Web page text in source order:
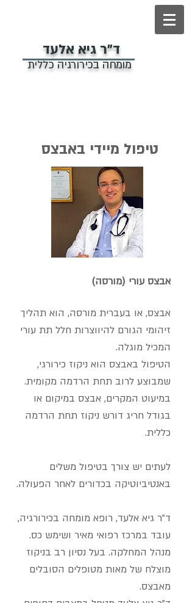
ד"ר גיא אלעד
מומחה בכירורגיה כללית
טיפול מיידי באבצס
אבצס עורי (מורסה)
אבצס, או בעברית מורסה, הוא תהליך
זיהומי הגורם להיווצרות חלל תת עורי
המכיל מוגלה.
הטיפול באבצס הוא ניקוז כירורגי,
שמבוצע לרוב תחת הרדמה מקומית.
במיעוט המקרים, אבצס במיקום או
בגודל חריג דורש ניקוז תחת הרדמה
כללית.
לעתים יש צורך בטיפול משלים
באנטיביוטיקה בכדורים לאחר הפעולה.
ד"ר גיא אלעד, רופא מומחה בכירורגיה,
עובד במרכז רפואי מאיר ושימש כס.
מנהל המחלקה. ​ בעל נסיון רב בניקוז
מוצלח של מאות מטופלים הסובלים
מאבצס.